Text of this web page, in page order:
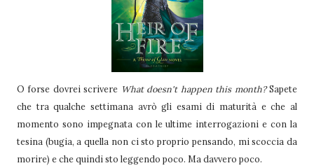
O forse dovrei scrivere What doesn't happen this month?Sapete
che tra qualche settimana avrò gli esami di maturità e che al
momento sono impegnata con le ultime interrogazioni e con la
tesina (bugia, a quella non ci sto proprio pensando, mi scoccia da
morire) e che quindi sto leggendo poco. Ma davvero poco.